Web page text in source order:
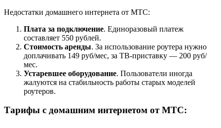
Недостатки домашнего интернета от МТС:
Плата за подключение. Единоразовый платеж
составляет 550 рублей.
Стоимость аренды. За использование роутера нужно
доплачивать 149 руб/мес, за ТВ-приставку — 200 руб/
мес.
Устаревшее оборудование. Пользователи иногда
жалуются на стабильность работы старых моделей
роутеров.
Тарифы с домашним интернетом от МТС: